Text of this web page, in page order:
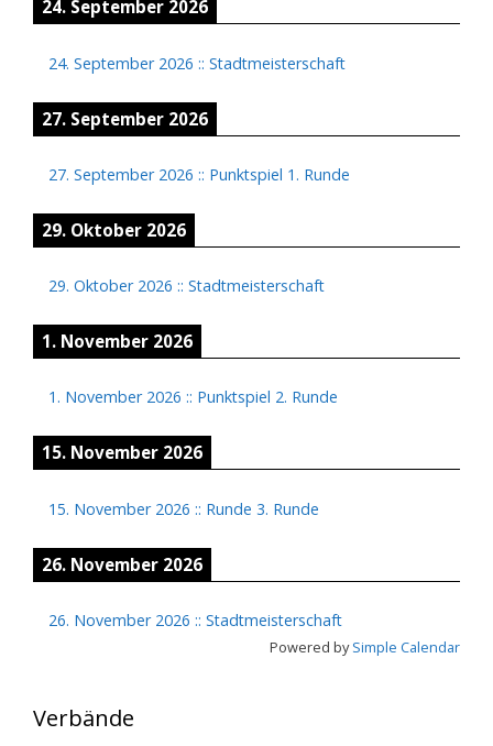
24. September 2026
24. September 2026 :: Stadtmeisterschaft
27. September 2026
27. September 2026 :: Punktspiel 1. Runde
29. Oktober 2026
29. Oktober 2026 :: Stadtmeisterschaft
1. November 2026
1. November 2026 :: Punktspiel 2. Runde
15. November 2026
15. November 2026 :: Runde 3. Runde
26. November 2026
26. November 2026 :: Stadtmeisterschaft
Powered bySimple Calendar
Verbände